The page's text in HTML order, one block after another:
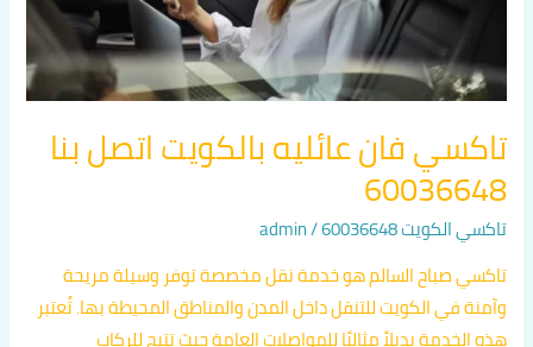
تاكسي فان عائليه بالكويت اتصل بنا
60036648
تاكسي الكويت 60036648 /
admin
تاكسي صباح السالم هو خدمة نقل مخصصة توفر وسيلة مريحة
وآمنة في الكويت للتنقل داخل المدن والمناطق المحيطة بها. تُعتبر
هذه الخدمة بديلاً مثاليًا للمواصلات العامة حيث تتيح للركاب